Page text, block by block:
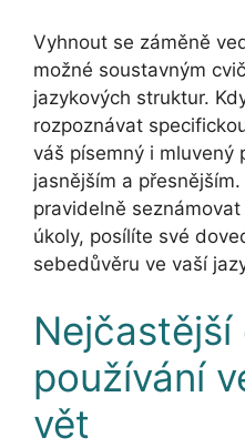
Vyhnout se záměně
možné soustavným
jazykových struktur.
rozpoznávat
váš písemný i mluvený
jasnějším a
pravidelně
úkoly, posílíte své
sebedůvěru ve vaší
používání
vět